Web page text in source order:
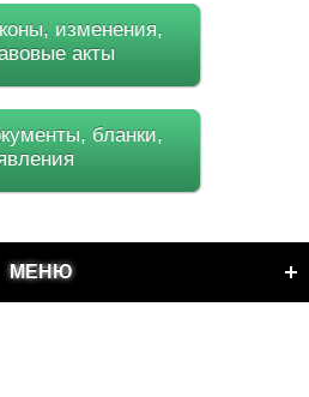
изменения,
акты
бланки,
МЕНЮ